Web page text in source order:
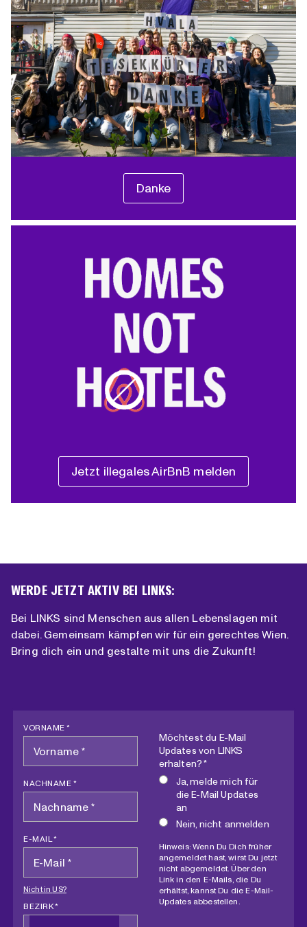
Danke
Jetzt illegales AirBnB melden
WERDE JETZT AKTIV BEI LINKS:
Bei LINKS sind Menschen aus allen Lebenslagen mit
dabei. Gemeinsam kämpfen wir für ein gerechtes Wien.
Bring dich ein und gestalte mit uns die Zukunft!
VORNAME *
NACHNAME *
E-MAIL *
Nicht inUS?
BEZIRK *
Möchtest du E-Mail
Updates von LINKS
erhalten? *
Ja, melde mich für
die E-Mail Updates
an
Nein, nicht anmelden
Hinweis: Wenn Du Dich früher
angemeldet hast, wirst Du jetzt
nicht abgemeldet. Über den
Link in den E-Mails, die Du
erhältst, kannst Du die E-Mail-
Updates abbestellen.